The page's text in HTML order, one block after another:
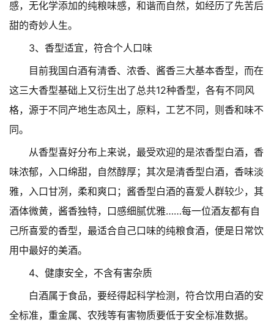
感，无化学添加的纯粮味感，和谐而自然，如经历了先苦后
甜的奇妙人生。
3、香型适宜，符合个人口味
目前我国白酒有清香、浓香、酱香三大基本香型，而在
这三大香型基础上又衍生出了总共12种香型，各有不同风
格，源于不同产地生态风土，原料，工艺不同，则香和味不
同。
从香型喜好分布上来说，最受欢迎的是浓香型白酒，香
味浓郁，入口绵甜，自然醇厚；其次是清香型白酒，香味淡
雅，入口甘冽，柔和爽口；酱香型白酒的喜爱人群较少，其
酒体微黄，酱香独特，口感细腻优雅……每一位酒友都有自
己所喜爱的香型，最适合自己口味的纯粮食酒，便是日常饮
用中最好的美酒。
4、健康安全，不含有害杂质
白酒属于食品，要经得起科学检测，符合饮用白酒的安
全标准，重金属、农残等有害物质要低于安全标准数据。